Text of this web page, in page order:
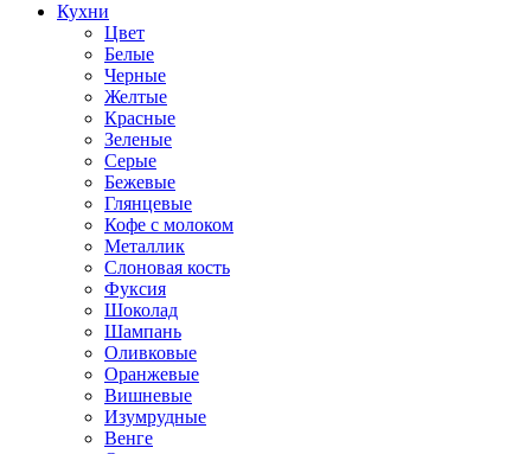
Кухни
Цвет
Белые
Черные
Желтые
Красные
Зеленые
Серые
Бежевые
Глянцевые
Кофе с молоком
Металлик
Слоновая кость
Фуксия
Шоколад
Шампань
Оливковые
Оранжевые
Вишневые
Изумрудные
Венге